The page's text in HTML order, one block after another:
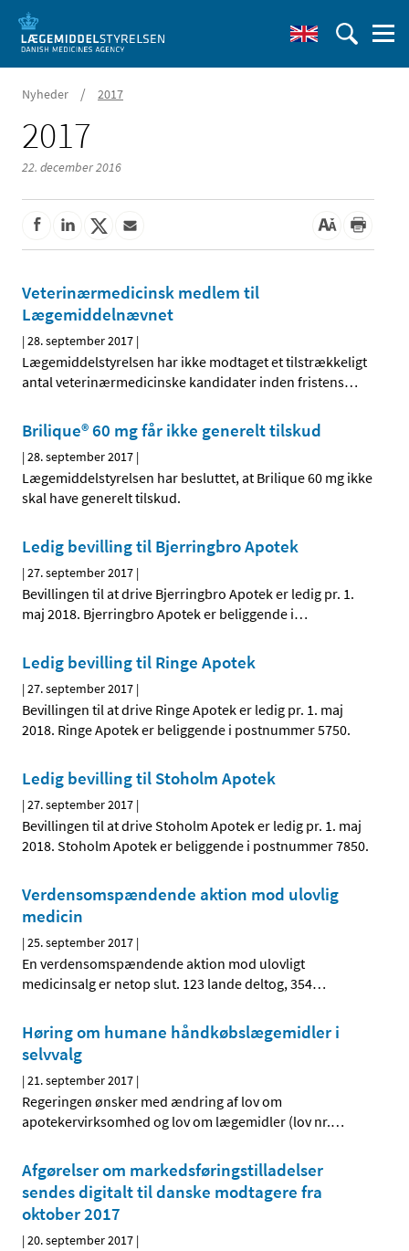
Nyheder / 2017
2017
22. december 2016
Veterinærmedicinsk medlem til
Lægemiddelnævnet
|28. september 2017 |
Lægemiddelstyrelsen har ikke modtaget et tilstrækkeligt
antal veterinærmedicinske kandidater inden fristens…
Brilique® 60 mg får ikke generelt tilskud
|28. september 2017 |
Lægemiddelstyrelsen har besluttet, at Brilique 60 mg ikke
skal have generelt tilskud.
Ledig bevilling til Bjerringbro Apotek
|27. september 2017 |
Bevillingen til at drive Bjerringbro Apotek er ledig pr. 1.
maj 2018. Bjerringbro Apotek er beliggende i…
Ledig bevilling til Ringe Apotek
|27. september 2017 |
Bevillingen til at drive Ringe Apotek er ledig pr. 1. maj
2018. Ringe Apotek er beliggende i postnummer 5750.
Ledig bevilling til Stoholm Apotek
|27. september 2017 |
Bevillingen til at drive Stoholm Apotek er ledig pr. 1. maj
2018. Stoholm Apotek er beliggende i postnummer 7850.
Verdensomspændende aktion mod ulovlig
medicin
|25. september 2017 |
En verdensomspændende aktion mod ulovligt
medicinsalg er netop slut. 123 lande deltog, 354…
Høring om humane håndkøbslægemidler i
selvvalg
|21. september 2017 |
Regeringen ønsker med ændring af lov om
apotekervirksomhed og lov om lægemidler (lov nr.…
Afgørelser om markedsføringstilladelser
sendes digitalt til danske modtagere fra
oktober 2017
|20. september 2017 |